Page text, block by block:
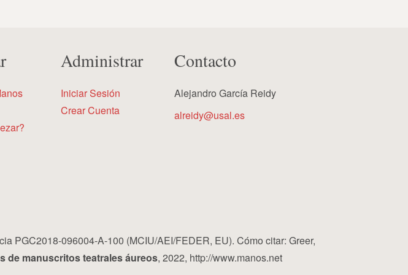
Administrar
Iniciar Sesión
Crear Cuenta
Contacto
Alejandro García Reidy
alreidy@usal.es
PGC2018-096004-A-100 (MCIU/AEI/FEDER, EU). Cómo citar: Greer,
de manuscritos teatrales áureos, 2022, http://www.manos.net